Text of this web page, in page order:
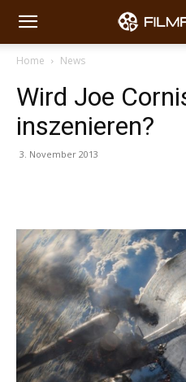
Home News
Wird Joe
inszenieren?
3. November 2013